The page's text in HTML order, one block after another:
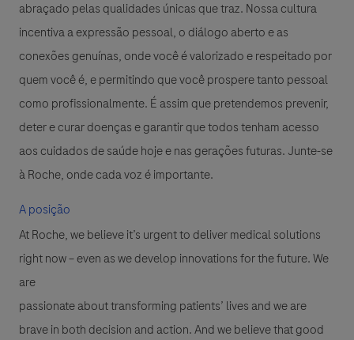
abraçado pelas qualidades únicas que traz. Nossa cultura
incentiva a expressão pessoal, o diálogo aberto e as
conexões genuínas, onde você é valorizado e respeitado por
quem você é, e permitindo que você prospere tanto pessoal
como profissionalmente. É assim que pretendemos prevenir,
deter e curar doenças e garantir que todos tenham acesso
aos cuidados de saúde hoje e nas gerações futuras. Junte-se
à Roche, onde cada voz é importante.
A posição
At Roche, we believe it’s urgent to deliver medical solutions
right now – even as we develop innovations for the future. We
are
passionate about transforming patients’ lives and we are
brave in both decision and action. And we believe that good